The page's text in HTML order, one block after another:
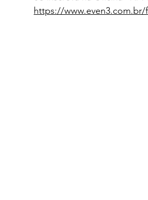
https://www.even3.com.br/